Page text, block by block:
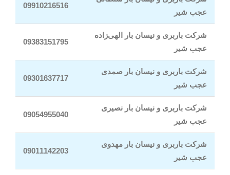
عجب شیر
09910216516
شرکت باربری و نیسان بار الهی‌زاده
عجب شیر
09383151795
شرکت باربری و نیسان بار صمدی
عجب شیر
09301637717
شرکت باربری و نیسان بار نصیری
عجب شیر
09054955040
شرکت باربری و نیسان بار مهدوی
عجب شیر
09011142203